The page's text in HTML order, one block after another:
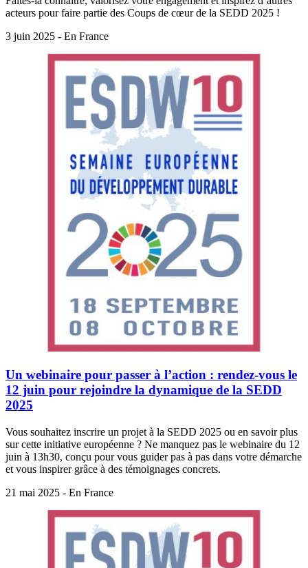
acteurs pour faire partie des Coups de cœur de la SEDD 2025 !
3 juin 2025 - En France
Un webinaire pour passer à l’action : rendez-vous le
12 juin pour rejoindre la dynamique de la SEDD
2025
Vous souhaitez inscrire un projet à la SEDD 2025 ou en savoir plus
sur cette initiative européenne ? Ne manquez pas le webinaire du 12
juin à 13h30, conçu pour vous guider pas à pas dans votre démarche
et vous inspirer grâce à des témoignages concrets.
21 mai 2025 - En France